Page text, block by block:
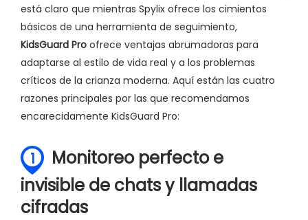
está claro que mientras Spylix ofrece los cimientos
básicos de una herramienta de seguimiento,
KidsGuard Pro ofrece ventajas abrumadoras para
adaptarse al estilo de vida real y a los problemas
críticos de la crianza moderna. Aquí están las cuatro
razones principales por las que recomendamos
encarecidamente KidsGuard Pro:
1
Monitoreo perfecto e
invisible de chats y llamadas
cifradas